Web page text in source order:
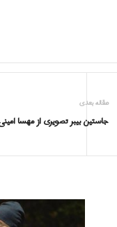
مقاله بعدی
جاستین بیبر تصویری از مهسا